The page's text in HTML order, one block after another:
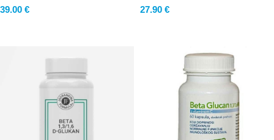
39.00 € 27.90 €